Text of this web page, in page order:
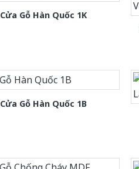
Cửa Gỗ Hàn Quốc 1K
Cửa Gỗ Hàn Quốc 1B